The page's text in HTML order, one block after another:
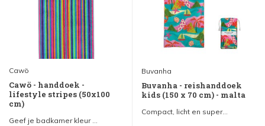
Cawö
Cawö - handdoek -
lifestyle stripes (50x100
cm)
Geef je badkamer kleur ...
Buvanha
Buvanha - reishanddoek
kids (150 x 70 cm) - malta
Compact, licht en super...